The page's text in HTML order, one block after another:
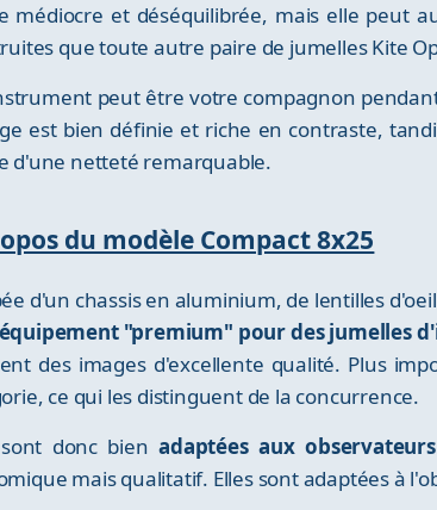
médiocre et déséquilibrée, mais elle peut
que toute autre paire de jumelles Kite
peut être votre compagnon
est bien définie et riche en contraste,
d'une netteté remarquable.
du modèle Compact 8x25
d'un chassis en aluminium, de lentilles
"premium" pour des jumelles
des images d'excellente qualité. Plus
ce qui les distinguent de la concurrence.
sont donc bienadaptées aux
mais qualitatif. Elles sont adaptées à